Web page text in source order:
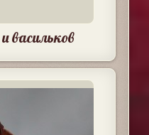
васильков